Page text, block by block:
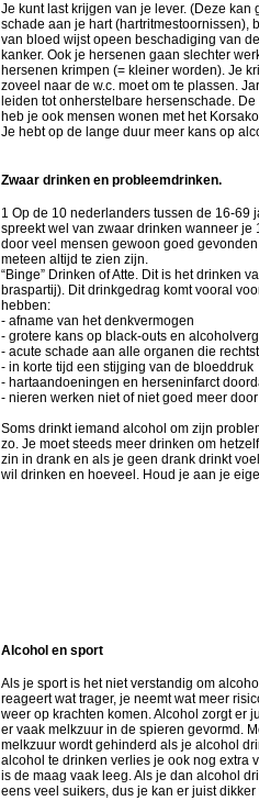
Je kunt last krijgen van je lever. (Deze
schade aan je hart (hartritmestoornissen),
van bloed wijst opeen beschadiging van
kanker. Ook je hersenen gaan slechter
hersenen krimpen (= kleiner worden). Je
zoveel naar de w.c. moet om te plassen.
leiden tot onherstelbare hersenschade.
heb je ook mensen wonen met het
Je hebt op de lange duur meer kans op
Zwaar drinken en probleemdrinken.
1 Op de 10 nederlanders tussen de 16-69
spreekt wel van zwaar drinken wanneer
door veel mensen gewoon goed
meteen altijd te zien zijn.
“Binge” Drinken of Atte. Dit is het drinken
braspartij). Dit drinkgedrag komt vooral
hebben:
- afname van het denkvermogen
- grotere kans op black-outs en
- acute schade aan alle organen die
- in korte tijd een stijging van de bloeddruk
- hartaandoeningen en herseninfarct
- nieren werken niet of niet goed meer
Soms drinkt iemand alcohol om zijn
zo. Je moet steeds meer drinken om
zin in drank en als je geen drank drinkt
wil drinken en hoeveel. Houd je aan je
Alcohol en sport
Als je sport is het niet verstandig om
reageert wat trager, je neemt wat meer
weer op krachten komen. Alcohol zorgt er
er vaak melkzuur in de spieren gevormd.
melkzuur wordt gehinderd als je alcohol
alcohol te drinken verlies je ook nog extra
is de maag vaak leeg. Als je dan alcohol
eens veel suikers, dus je kan er juist